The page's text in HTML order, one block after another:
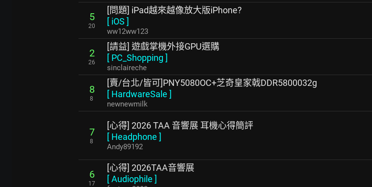
5
20
[問題] iPad越來越像放大版iPhone?
[ iOS ]
ww12ww123
2
26
[請益] 遊戲掌機外接GPU選購
[ PC_Shopping ]
sinclaireche
8
8
[賣/台北/皆可]PNY5080OC+芝奇皇家戟DDR5800032g
[ HardwareSale ]
newnewmilk
7
8
[心得] 2026 TAA 音響展 耳機心得簡評
[ Headphone ]
Andy89192
6
17
[心得] 2026TAA音響展
[Audiophile ]